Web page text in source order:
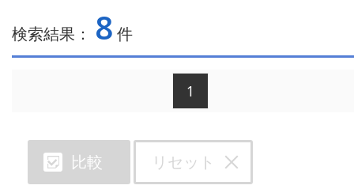
キーワードで検索
SPRING CONNECTOR™ (ポゴピン)
検索結果： 8 件
1
比較
リセット